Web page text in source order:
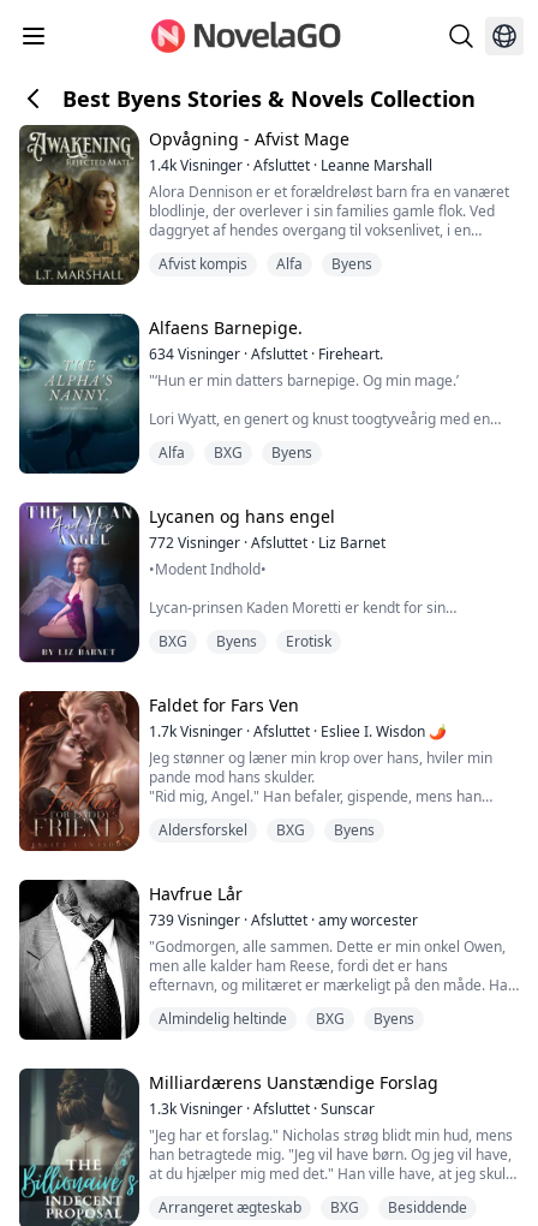
Best Byens Stories & Novels Collection
Opvågning - Afvist Mage
1.4kVisninger ·Afsluttet · Leanne Marshall
Alora Dennison er et forældreløst barn fra en vanæret
blodlinje, der overlever i sin families gamle flok. Ved
daggryet af hendes overgang til voksenlivet, i en
hun vil være bundet til for evigt. Men han er ikke
Colton Santo er den arrogante, domi...
Afvist kompis Alfa Byens
Alfaens Barnepige.
634Visninger ·Afsluttet · Fireheart.
"‘Hun er min datters barnepige. Og min mage.’
Lori Wyatt, en genert og knust toogtyveårig med en
hun bliver spurgt, om hun vil være barnepige for en
Gabriel Caine er Alfa for den anerkendte Månetand-
pakke og administrerende direktør for Caine I...
Alfa BXG Byens
Lycanen og hans engel
772Visninger ·Afsluttet · Liz Barnet
•Modent Indhold•
Lycan-prinsen Kaden Moretti er kendt for sin
dag, han finder den sårede engel i skoven—Isabelle
Isabelle har været fanget og holdt væk fra civilisationen
hele sit liv og kender intet til verden udenfor. På flugt
fra sine ondskabsfulde fangevogtere befinder hun sig
pludselig i en ny og farlig ...
BXG Byens Erotisk
Faldet for Fars Ven
1.7kVisninger ·Afsluttet · Esliee I. Wisdon 🌶
Jeg stønner og læner min krop over hans, hviler min
pande mod hans skulder.
"Rid mig, Angel." Han befaler, gispende, mens han
"Put den i mig, vær så sød..." beder jeg, bider ham i
nogen orgasme, jeg har følt alene. Han gnider bare sin
pik mod mig, og fornemmelsen er bedre end ...
Aldersforskel BXG Byens
Havfrue Lår
739Visninger ·Afsluttet ·amy worcester
"Godmorgen, alle sammen. Dette er min onkel Owen,
men alle kalder ham Reese, fordi det er hans
efternavn, og militæret er mærkeligt på den måde. Han
finde sig selv. For første gang i sit liv er hun ikke under
en mands kontrol. Med en fraværende far, en voldelig
stedbror og en man...
Almindelig heltinde BXG Byens
Milliardærens Uanstændige Forslag
1.3kVisninger ·Afsluttet ·Sunscar
"Jeg har et forslag." Nicholas strøg blidt min hud, mens
han betragtede mig. "Jeg vil have børn. Og jeg vil have,
at du hjælper mig med det." Han ville have, at jeg skulle
du nogensinde kunne ønske dig."
Arrangeret ægteskab BXG Besiddende